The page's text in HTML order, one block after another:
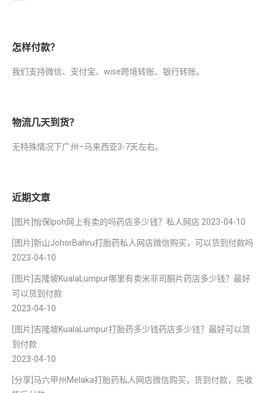
怎样付款？
我们支持微信、支付宝、wise跨境转账、银行转账。
物流几天到货？
无特殊情况下广州–马来西亚3-7天左右。
近期文章
[图片]怡保lpoh网上有卖的吗药店多少钱？私人网店 2023-04-10
[图片]新山JohorBahru打胎药私人网店微信购买，可以货到付款吗
2023-04-10
[图片]吉隆坡KualaLumpur哪里有卖米非司酮片药店多少钱？最好
可以货到付款
2023-04-10
[图片]吉隆坡KualaLumpur打胎药多少钱药店多少钱？最好可以货
到付款
2023-04-10
[分享]马六甲州Melaka打胎药私人网店微信购买，货到付款，先收